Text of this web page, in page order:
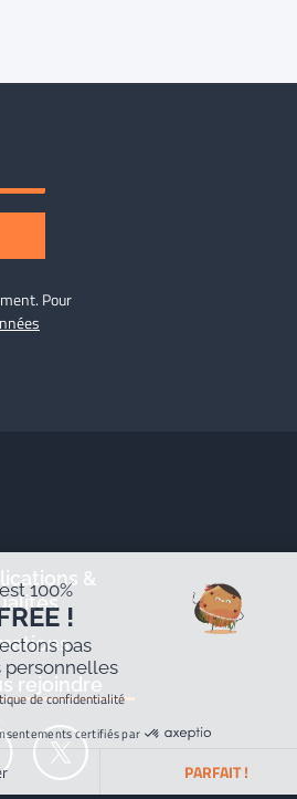
Pour
&
rejoindre
!
pas
certifiés par
PARFAIT !